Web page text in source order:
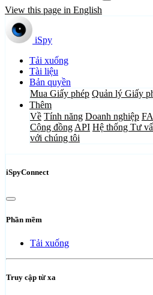
View this page in English
iSpy
Tải xuống
Tài liệu
Bản quyền
Mua Giấy phép Quản lý Giấy
Thêm
Về Tính năng Doanh nghiệp
Cộng đồng API Hệ thống Tư
với chúng tôi
iSpyConnect
Phần mềm
Tải xuống
Truy cập từ xa